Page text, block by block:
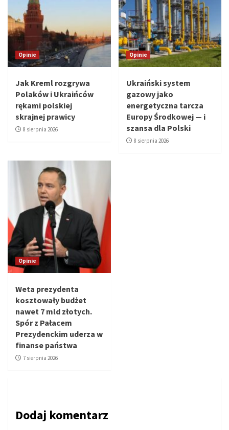
Opinie
Jak Kreml rozgrywa
Polaków i Ukraińców
rękami polskiej
skrajnej prawicy
8 sierpnia 2026
Opinie
Ukraiński system
gazowy jako
energetyczna tarcza
Europy Środkowej — i
szansa dla Polski
8 sierpnia 2026
Opinie
Weta prezydenta
kosztowały budżet
nawet 7 mld złotych.
Spór z Pałacem
Prezydenckim uderza w
finanse państwa
7 sierpnia 2026
Dodaj komentarz